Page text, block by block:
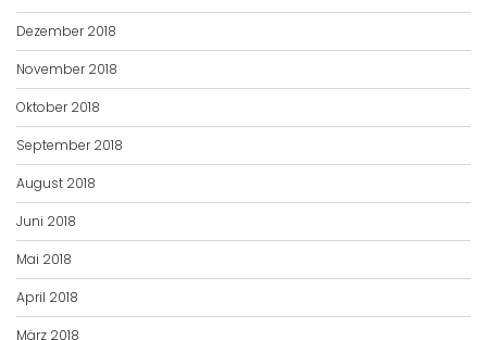
Dezember 2018
November 2018
Oktober 2018
September 2018
August 2018
Juni 2018
Mai 2018
April 2018
März 2018